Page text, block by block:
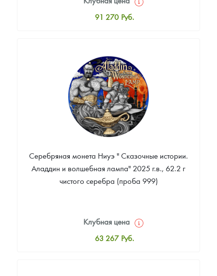
91 270 Руб.
Цена выкупа
Звоните
Серебряная монета Ниуэ " Сказочные истории.
Аладдин и волшебная лампа" 2025 г.в., 62.2 г
чистого серебра (проба 999)
Клубная цена
63 267 Руб.